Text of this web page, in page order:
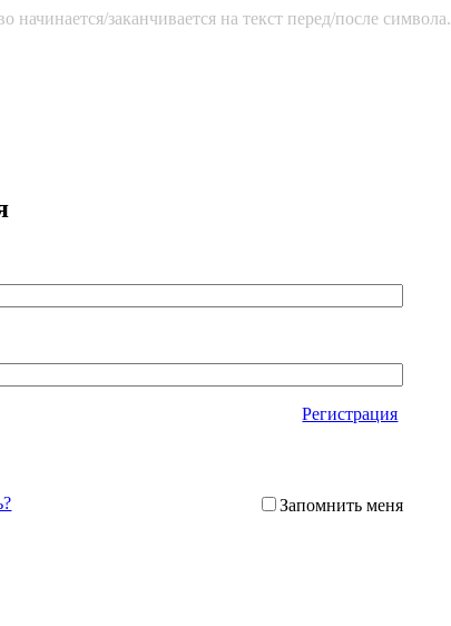
начинается/заканчивается на текст перед/после символа.
Регистрация
Запомнить меня